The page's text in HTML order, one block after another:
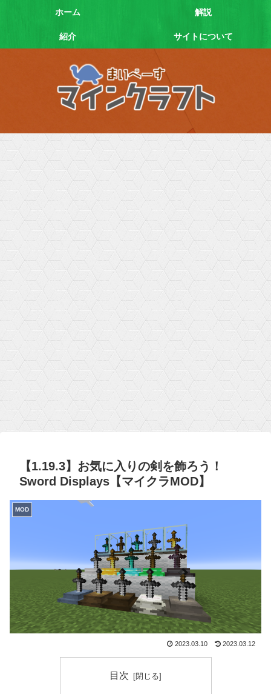
ホーム 解説
紹介 サイトについて
【1.19.3】お気に入りの剣を飾ろう！
Sword Displays【マイクラMOD】
MOD
2023.03.10 2023.03.12
目次